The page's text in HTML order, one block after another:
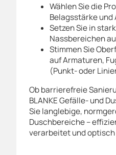
Wählen Sie die
Belagsstärke und
Setzen Sie in
Nassbereichen
Stimmen Sie
auf Armaturen,
(Punkt- oder
Ob barrierefreie
BLANKE Gefälle- und
Sie langlebige,
Duschbereiche –
verarbeitet und